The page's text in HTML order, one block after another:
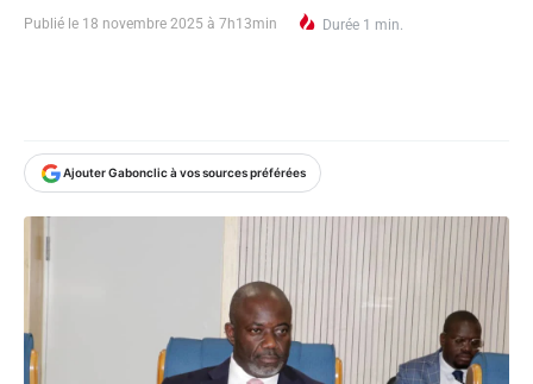
Publié le 18 novembre 2025 à 7h13min Durée 1 min.
Ajouter Gabonclic à vos sources préférées